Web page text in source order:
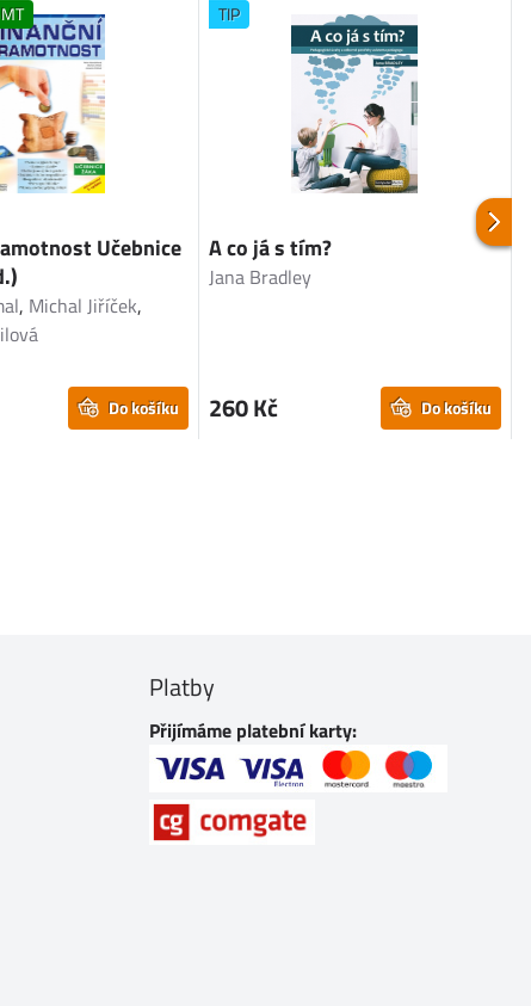
Učebnice
, Michal Jiříček,
Do košíku
TIP
A co já s tím?
Jana Bradley
260 Kč Do košíku
Platby
Přijímáme platební karty: